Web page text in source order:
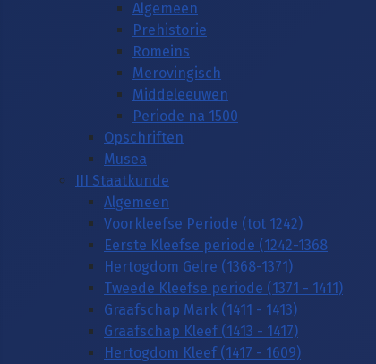
Algemeen
Prehistorie
Romeins
Merovingisch
Middeleeuwen
Periode na 1500
Opschriften
Musea
III Staatkunde
Algemeen
Voorkleefse Periode (tot 1242)
Eerste Kleefse periode (1242-1368
Hertogdom Gelre (1368-1371)
Tweede Kleefse periode (1371 - 1411)
Graafschap Mark (1411 - 1413)
Graafschap Kleef (1413 - 1417)
Hertogdom Kleef (1417 - 1609)